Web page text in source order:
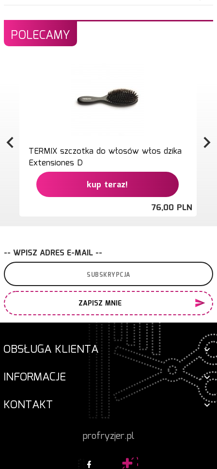
POLECAMY
TERMIX szczotka do włosów włos dzika
Extensiones D
kup teraz!
76,00 PLN
-- WPISZ ADRES E-MAIL --
ZAPISZ MNIE
OBSŁUGA KLIENTA
INFORMACJE
KONTAKT
profryzjer.pl